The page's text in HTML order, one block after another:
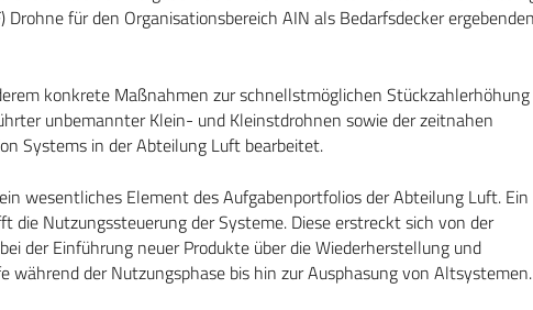
Drohne für den Organisationsbereich AIN als Bedarfsdecker ergebenden
konkrete Maßnahmen zur schnellstmöglichen Stückzahlerhöhung
unbemannter Klein- und Kleinstdrohnen sowie der zeitnahen
Systems in der Abteilung Luft bearbeitet.
wesentliches Element des Aufgabenportfolios der Abteilung Luft. Ein
die Nutzungssteuerung der Systeme. Diese erstreckt sich von der
der Einführung neuer Produkte über die Wiederherstellung und
während der Nutzungsphase bis hin zur Ausphasung von Altsystemen.